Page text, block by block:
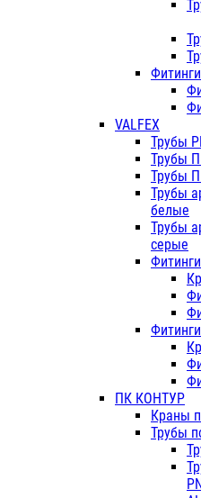
VALFEX
Трубы
Трубы
Трубы
Трубы
белые
Трубы
серые
ПК КОНТУР
Краны
Трубы